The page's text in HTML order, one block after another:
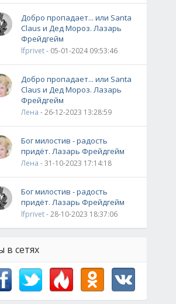
Добро пропадает... или Santa
Claus и Дед Мороз. Лазарь
Фрейдгейм
lfprivet- 05-01-2024 09:53:46
Добро пропадает... или Santa
Claus и Дед Мороз. Лазарь
Фрейдгейм
Лена - 26-12-2023 13:28:59
Бог милостив - радость
придёт. Лазарь Фрейдгейм
Лена - 31-10-2023 17:14:18
Бог милостив - радость
придёт. Лазарь Фрейдгейм
lfprivet- 28-10-2023 18:37:06
в сетях